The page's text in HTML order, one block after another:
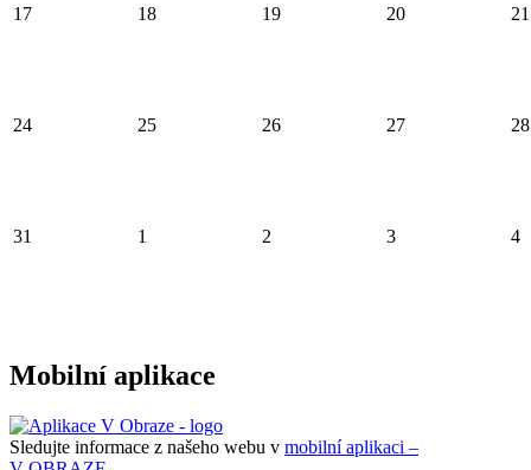
17 18 19 20 21
24 25 26 27 28
31 1 2 3 4
Mobilní aplikace
Sledujte informace z našeho webu v mobilní aplikaci –